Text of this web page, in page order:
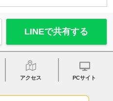
LINEで共有する
アクセス PCサイト